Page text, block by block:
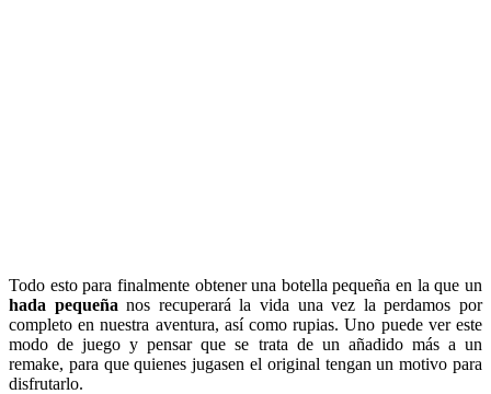
Todo esto para finalmente obtener una botella pequeña en la que un
hada pequeña nos recuperará la vida una vez la perdamos por
completo en nuestra aventura, así como rupias. Uno puede ver este
modo de juego y pensar que se trata de un añadido más a un
remake, para que quienes jugasen el original tengan un motivo para
disfrutarlo.